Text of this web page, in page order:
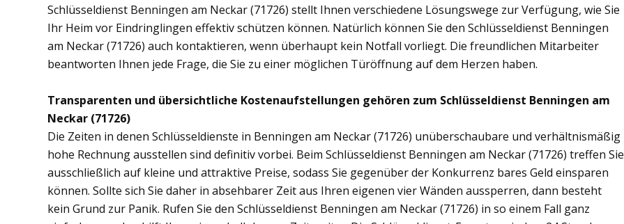
Schlüsseldienst Benningen am Neckar (71726) stellt Ihnen verschiedene Lösungswege zur Verfügung, wie Sie
Ihr Heim vor Eindringlingen effektiv schützen können. Natürlich können Sie den Schlüsseldienst Benningen
am Neckar (71726) auch kontaktieren, wenn überhaupt kein Notfall vorliegt. Die freundlichen Mitarbeiter
beantworten Ihnen jede Frage, die Sie zu einer möglichen Türöffnung auf dem Herzen haben.
Transparenten und übersichtliche Kostenaufstellungen gehören zum Schlüsseldienst Benningen am
Neckar (71726)
Die Zeiten in denen Schlüsseldienste in Benningen am Neckar (71726) unüberschaubare und verhältnismäßig
hohe Rechnung ausstellen sind definitiv vorbei. Beim Schlüsseldienst Benningen am Neckar (71726) treffen Sie
ausschließlich auf kleine und attraktive Preise, sodass Sie gegenüber der Konkurrenz bares Geld einsparen
können. Sollte sich Sie daher in absehbarer Zeit aus Ihren eigenen vier Wänden aussperren, dann besteht
kein Grund zur Panik. Rufen Sie den Schlüsseldienst Benningen am Neckar (71726) in so einem Fall ganz